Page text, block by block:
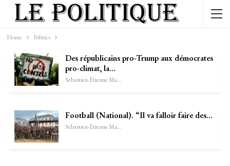
Home Politics
Des républicains pro-Trump aux démocrates
pro-climat, la…
Sébastien-Étienne Marechal
Football (National). “Il va falloir faire des…
Sébastien-Étienne Marechal